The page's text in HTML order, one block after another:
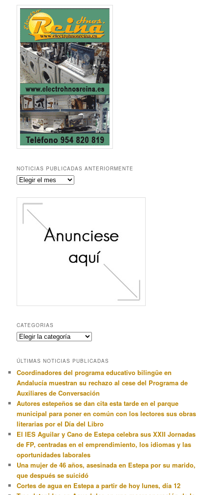
NOTICIAS PUBLICADAS ANTERIORMENTE
Noticias
anteriormente
CATEGORIAS
Categorias
ÚLTIMAS NOTICIAS PUBLICADAS
Coordinadores del programa educativo bilingüe en
Andalucía muestran su rechazo al cese del Programa de
Auxiliares de Conversación
Autores estepeños se dan cita esta tarde en el parque
municipal para poner en común con los lectores sus obras
literarias por el Día del Libro
El IES Aguilar y Cano de Estepa celebra sus XXII Jornadas
de FP, centradas en el emprendimiento, los idiomas y las
oportunidades laborales
Una mujer de 46 años, asesinada en Estepa por su marido,
que después se suicidó
Cortes de agua en Estepa a partir de hoy lunes, día 12